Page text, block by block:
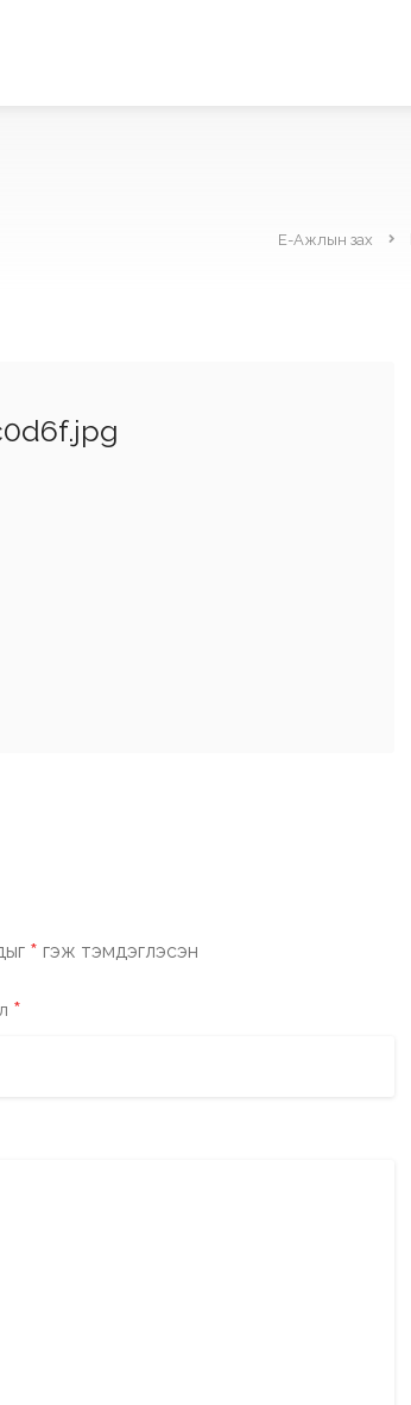
Е-Ажлын зах
* гэж тэмдэглэсэн
*